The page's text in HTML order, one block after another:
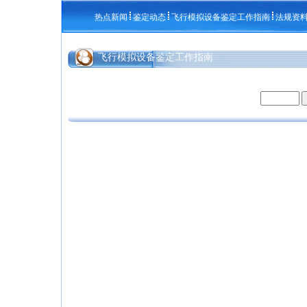
热点新闻 鉴定动态 飞行模拟设备鉴定工作指南 法规资
飞行模拟设备鉴定工作指南